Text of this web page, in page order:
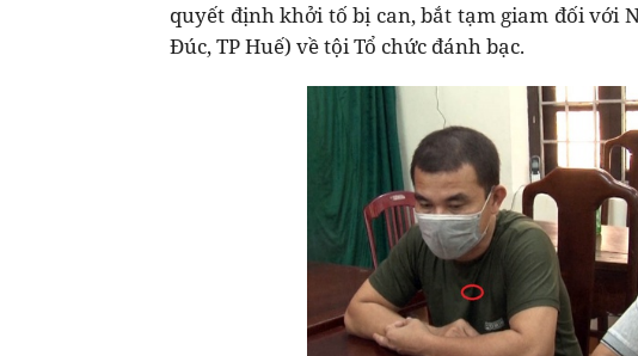
quyết định khởi tố bị can, bắt tạm giam đối với
Đúc, TP Huế) về tội Tổ chức đánh bạc.